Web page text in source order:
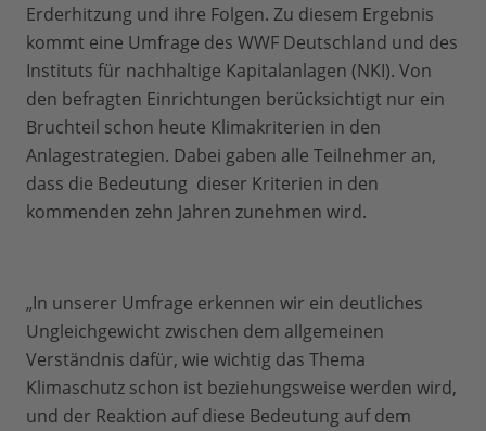
Erderhitzung und ihre Folgen. Zu diesem Ergebnis
kommt eine Umfrage des WWF Deutschland und des
Instituts für nachhaltige Kapitalanlagen (NKI). Von
den befragten Einrichtungen berücksichtigt nur ein
Bruchteil schon heute Klimakriterien in den
Anlagestrategien. Dabei gaben alle Teilnehmer an,
dass die Bedeutung dieser Kriterien in den
kommenden zehn Jahren zunehmen wird.
„In unserer Umfrage erkennen wir ein deutliches
Ungleichgewicht zwischen dem allgemeinen
Verständnis dafür, wie wichtig das Thema
Klimaschutz schon ist beziehungsweise werden wird,
und der Reaktion auf diese Bedeutung auf dem